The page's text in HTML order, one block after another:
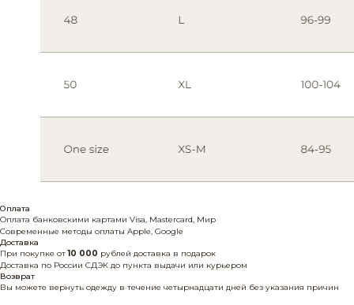
Оплата
Оплата банковскими картами Visa, Mastercard, Мир
Современные методы оплаты Apple, Google
Доставка
При покупке от10 000 рублей доставка в подарок
Доставка по России СДЭК до пункта выдачи или курьером
Возврат
Вы можете вернуть одежду в течение четырнадцати дней без указания причин